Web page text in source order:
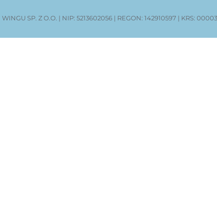
SP. Z O.O. | NIP: 5213602056 | REGON: 142910597 | KRS: